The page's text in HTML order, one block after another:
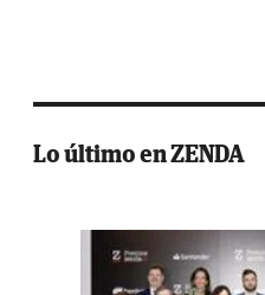
Lo último en ZENDA